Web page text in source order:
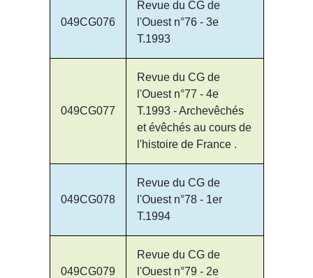
049CG076
Revue du CG de
l'Ouest n°76 - 3e
T.1993
049CG077
Revue du CG de
l'Ouest n°77 - 4e
T.1993 - Archevêchés
et évêchés au cours de
l'histoire de France .
049CG078
Revue du CG de
l'Ouest n°78 - 1er
T.1994
049CG079
Revue du CG de
l'Ouest n°79 - 2e